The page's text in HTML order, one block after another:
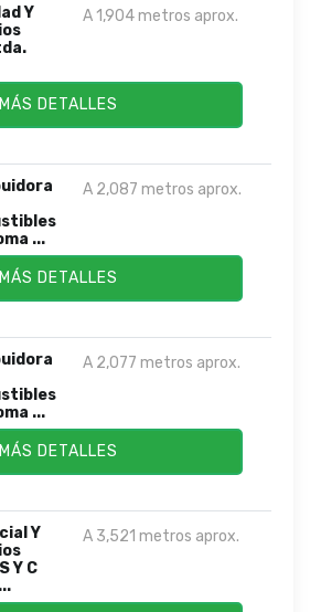
Y
A 1,904 metros aprox.
MÁS DETALLES
...
A 2,087 metros aprox.
MÁS DETALLES
...
A 2,077 metros aprox.
MÁS DETALLES
Y
Y C
A 3,521 metros aprox.